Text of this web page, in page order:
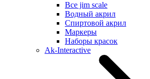
Все jim scale
Водный акрил
Спиртовой акрил
Маркеры
Наборы красок
Ak-Interactive